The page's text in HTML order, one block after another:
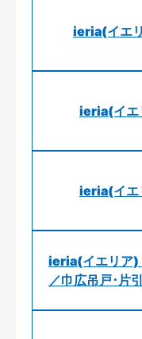
ieria(イエ
ieria(イエ
ieria(イエ
ieria(イエリア)
／巾広吊戸･片引